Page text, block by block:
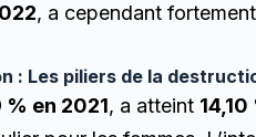
, a cependant
: Les piliers de la
% en 2021, a atteint